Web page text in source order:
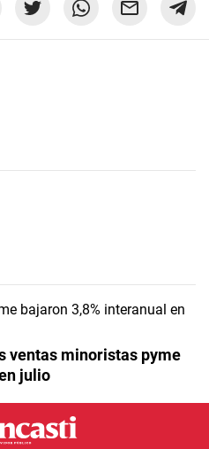
ventas minoristas pyme
julio